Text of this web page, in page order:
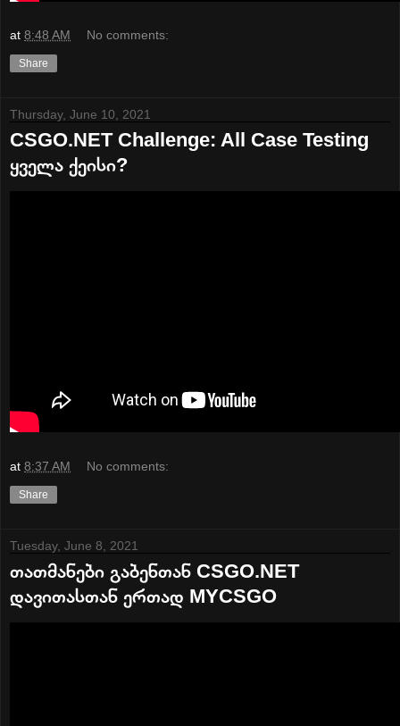
at 8:48 AM No comments:
Share
Thursday, June 10, 2021
CSGO.NET Challenge: All Case Testing
ყველა ქეისი?
at 8:37 AM No comments:
Share
Tuesday, June 8, 2021
თათმანები გაბენთან CSGO.NET
დავითასთან ერთად MYCSGO